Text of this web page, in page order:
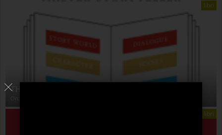
libri
THE ANATOMY OF STORY
libri